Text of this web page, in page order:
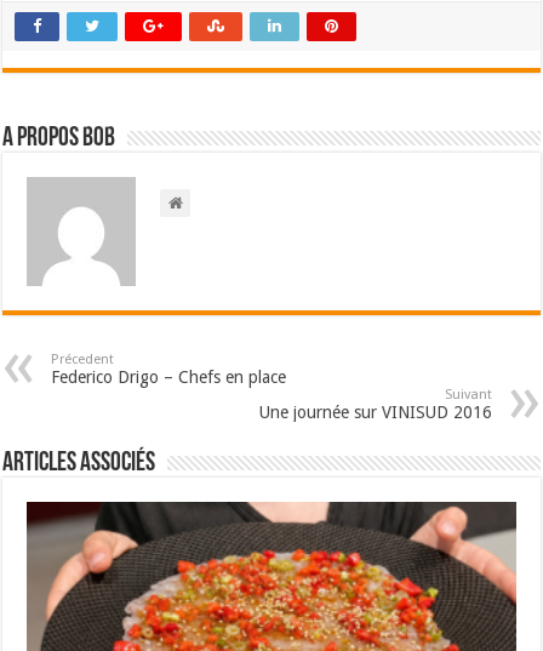
A propos bOb
Précedent
Federico Drigo – Chefs en place
Suivant
Une journée sur VINISUD 2016
Articles associés